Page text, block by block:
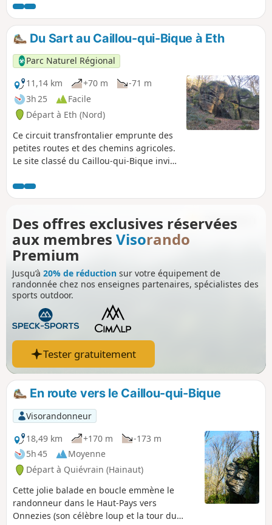
parcours suit le cours de la Grande
Honnelle, charmant ruisseau. Le
parcours passe aussi devant le célèbre
"Caillou qui Bique".
Du Sart au Caillou-qui-Bique à Eth
Parc Naturel Régional
11,14 km
+70 m
-71 m
3h 25
Facile
Départ à Eth (Nord)
Ce circuit transfrontalier emprunte des
petites routes et des chemins agricoles.
Le site classé du Caillou-qui-Bique invite
Des offres exclusives réservées
aux membres Visorando
Premium
Jusqu’à 20% de réduction sur votre équipement de
randonnée chez nos enseignes partenaires, spécialistes des
sports outdoor.
Tester gratuitement
En route vers le Caillou-qui-Bique
Visorandonneur
18,49 km
+170 m
-173 m
5h 45
Moyenne
Départ à Quiévrain (Hainaut)
Cette jolie balade en boucle emmène le
randonneur dans le Haut-Pays vers
Onnezies (son célèbre loup et la tour du